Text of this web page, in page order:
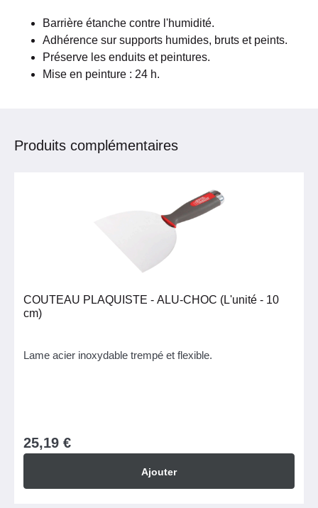
Barrière étanche contre l'humidité.
Adhérence sur supports humides, bruts et peints.
Préserve les enduits et peintures.
Mise en peinture : 24 h.
Produits complémentaires
COUTEAU PLAQUISTE - ALU-CHOC (L'unité - 10
cm)
Lame acier inoxydable trempé et flexible.
25,19 €
Ajouter